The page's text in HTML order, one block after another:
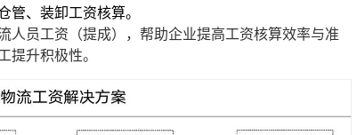
管、装卸工资核算。
人员工资（提成），帮助企业提高工资核算效率与准
提升积极性。